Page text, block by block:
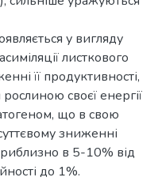
у вигляду
листкового
її продуктивності,
своєї енергії
що в свою
зниженні
в 5-10% від
до 1%.